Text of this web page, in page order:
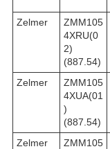
Zelmer
ZMM105
4XRU(0
2)
(887.54)
Zelmer
ZMM105
4XUA(01
)
(887.54)
Zelmer
ZMM105